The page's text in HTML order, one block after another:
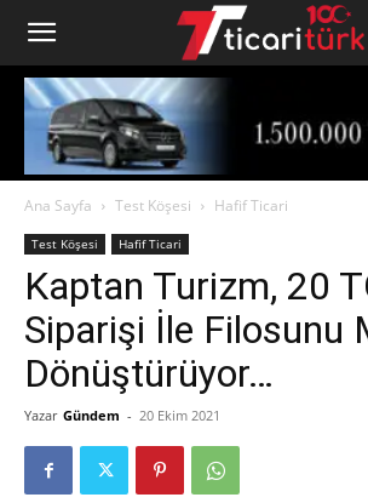
Ana Sayfa Test Köşesi Hafif Ticari
Test Köşesi Hafif Ticari
Kaptan Turizm, 20
Siparişi İle Filosunu
Dönüştürüyor…
Yazar Gündem - 20 Ekim 2021